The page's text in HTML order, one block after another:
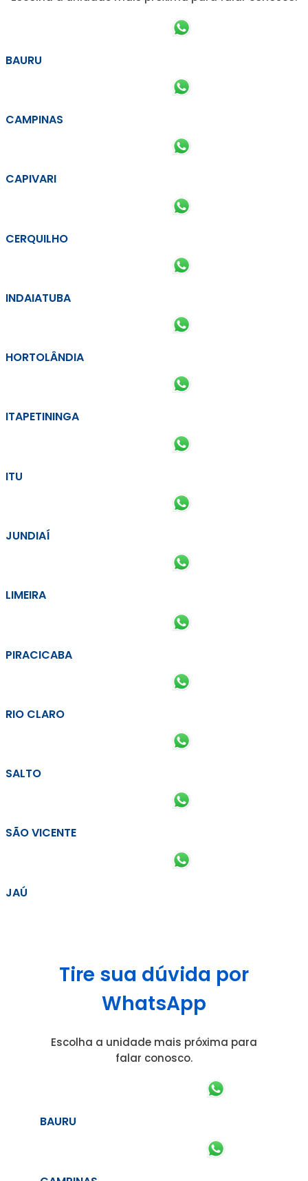
BAURU
CAMPINAS
CAPIVARI
CERQUILHO
INDAIATUBA
HORTOLÂNDIA
ITAPETININGA
ITU
JUNDIAÍ
LIMEIRA
PIRACICABA
RIO CLARO
SALTO
SÃO VICENTE
JAÚ
Tire sua dúvida por
WhatsApp
Escolha a unidade mais próxima para
falar conosco.
BAURU